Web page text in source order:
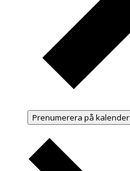
Prenumerera på kalender